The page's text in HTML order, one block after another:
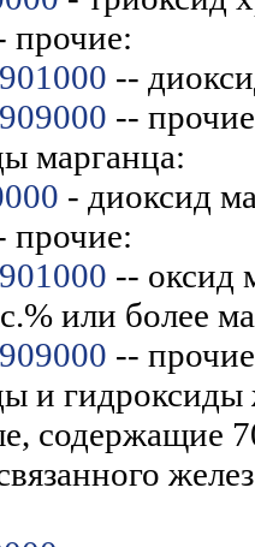
прочие:
--
-- прочие
марганца:
- диоксид
прочие:
-- оксид
или более
-- прочие
и гидроксиды
содержащие